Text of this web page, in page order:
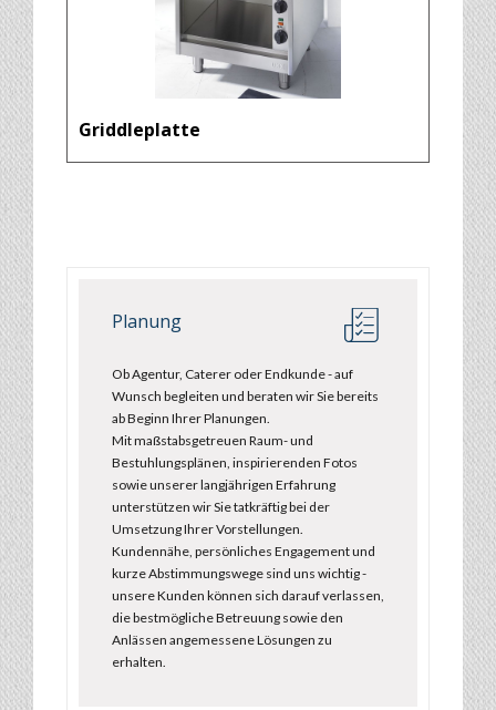
Griddleplatte
Planung
Ob Agentur, Caterer oder Endkunde - auf
Wunsch begleiten und beraten wir Sie bereits
ab Beginn Ihrer Planungen.
Mit maßstabsgetreuen Raum- und
Bestuhlungsplänen, inspirierenden Fotos
sowie unserer langjährigen Erfahrung
unterstützen wir Sie tatkräftig bei der
Umsetzung Ihrer Vorstellungen.
Kundennähe, persönliches Engagement und
kurze Abstimmungswege sind uns wichtig -
unsere Kunden können sich darauf verlassen,
die bestmögliche Betreuung sowie den
Anlässen angemessene Lösungen zu
erhalten.